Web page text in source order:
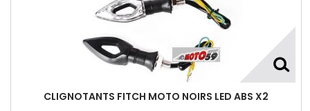
CLIGNOTANTS FITCH MOTO NOIRS LED ABS X2